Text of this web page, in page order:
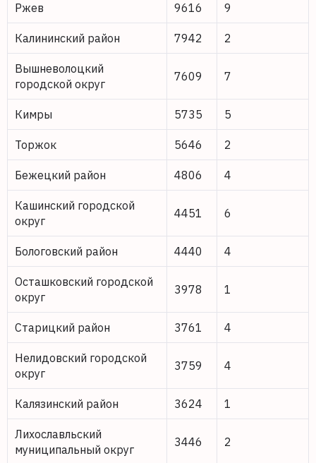
Ржев 9616 9
Калининский район 7942 2
Вышневолоцкий
городской округ
7609 7
Кимры 5735 5
Торжок 5646 2
Бежецкий район 4806 4
Кашинский городской
округ
4451 6
Бологовский район 4440 4
Осташковский городской
округ
3978 1
Старицкий район 3761 4
Нелидовский городской
округ
3759 4
Калязинский район 3624 1
Лихославльский
муниципальный округ
3446 2